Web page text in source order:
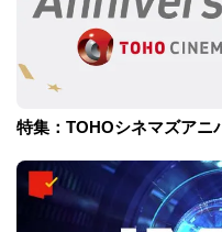
特集：TOHOシネマズアニ